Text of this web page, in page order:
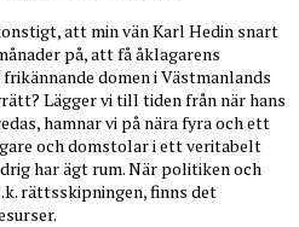
att min vän Karl Hedin snart
på, att få åklagarens
domen i Västmanlands
Lägger vi till tiden från när hans
hamnar vi på nära fyra och ett
och domstolar i ett veritabelt
har ägt rum. När politiken och
rättsskipningen, finns det